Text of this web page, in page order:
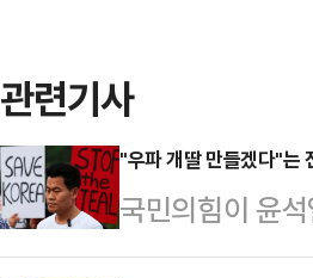
관련기사
"우파 개딸 만들겠다"는
국민의힘이 윤
길 씨의 입당을